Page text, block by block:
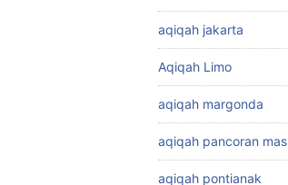
aqiqah jakarta
Aqiqah Limo
aqiqah margonda
aqiqah pancoran mas
aqiqah pontianak